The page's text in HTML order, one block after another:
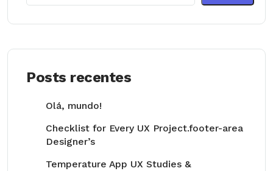
Posts recentes
Olá, mundo!
Checklist for Every UX Project.footer-area
Designer’s
Temperature App UX Studies &